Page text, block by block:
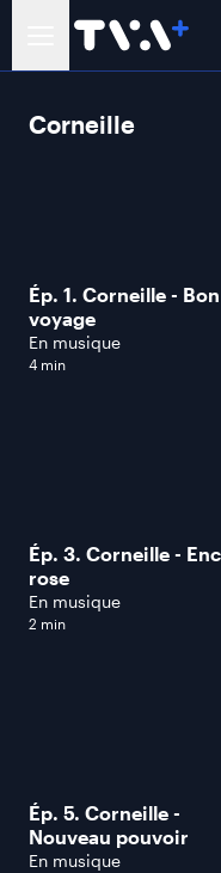
Corneille
Ép. 1. Corneille - Bon
voyage
En musique
4 min
Ép. 3. Corneille -
rose
En musique
2 min
Ép. 5. Corneille -
Nouveau pouvoir
En musique